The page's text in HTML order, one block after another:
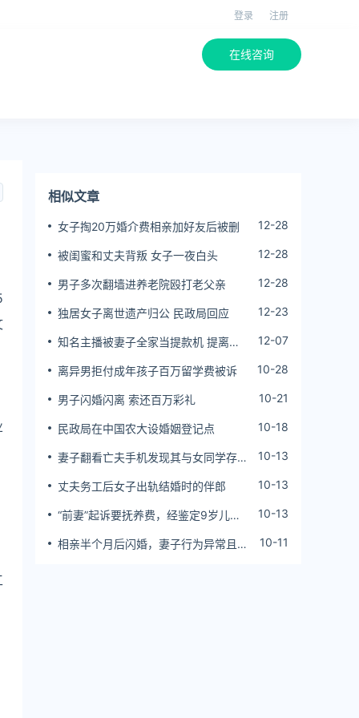
登录 注册
在线咨询
相似文章
女子掏20万婚介费相亲加好友后被删 12-28
被闺蜜和丈夫背叛 女子一夜白头 12-28
男子多次翻墙进养老院殴打老父亲 12-28
独居女子离世遗产归公 民政局回应 12-23
知名主播被妻子全家当提款机 提离婚
12-07
离异男拒付成年孩子百万留学费被诉 10-28
男子闪婚闪离 索还百万彩礼 10-21
民政局在中国农大设婚姻登记点 10-18
妻子翻看亡夫手机发现其与女同学存婚
10-13
丈夫务工后女子出轨结婚时的伴郎 10-13
“前妻”起诉要抚养费，经鉴定9岁儿子
10-13
相亲半个月后闪婚，妻子行为异常且持
10-11